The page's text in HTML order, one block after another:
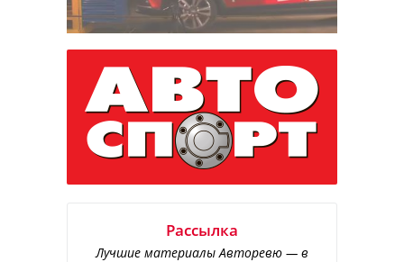
Рассылка
Лучшие материалы Авторевю — в